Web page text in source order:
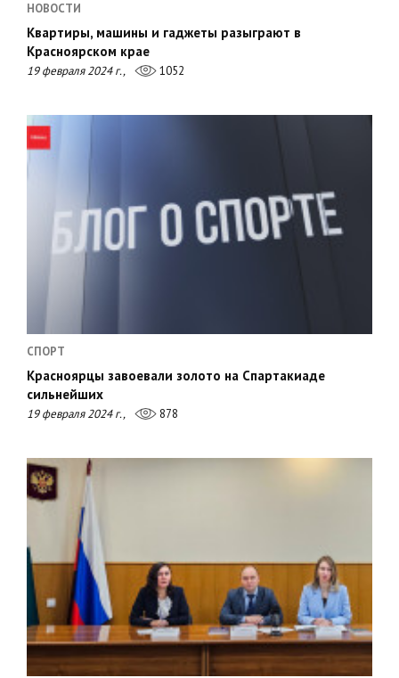
НОВОСТИ
Квартиры, машины и гаджеты разыграют в
Красноярском крае
19 февраля 2024 г., 1052
СПОРТ
Красноярцы завоевали золото на Спартакиаде
сильнейших
19 февраля 2024 г., 878